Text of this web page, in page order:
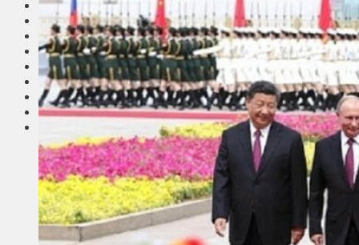
Регионы
Соседи
Транспорт
Выбор читателей
Калейдоскоп
Армия
Сейм Литвы
Культура
Фоторепортаж
Туризм
ЛК рекомендует
Сеньорам
Образование
Здравоохранение
Экология